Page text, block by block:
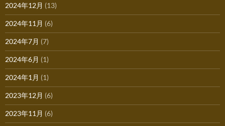
2024年12月 (13)
2024年11月 (6)
2024年7月 (7)
2024年6月 (1)
2024年1月 (1)
2023年12月 (6)
2023年11月 (6)